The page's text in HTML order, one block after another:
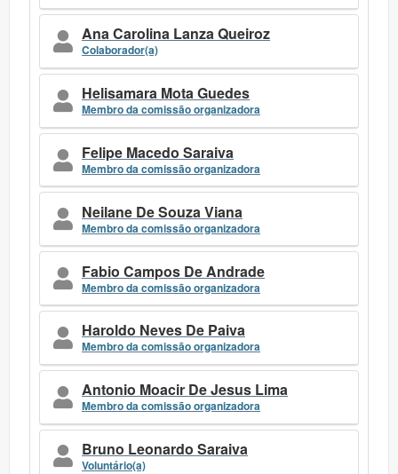
Ana Carolina Lanza Queiroz
Colaborador(a)
Helisamara Mota Guedes
Membro da comissão organizadora
Felipe Macedo Saraiva
Membro da comissão organizadora
Neilane De Souza Viana
Membro da comissão organizadora
Fabio Campos De Andrade
Membro da comissão organizadora
Haroldo Neves De Paiva
Membro da comissão organizadora
Antonio Moacir De Jesus Lima
Membro da comissão organizadora
Bruno Leonardo Saraiva
Voluntário(a)